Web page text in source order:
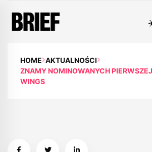
HOME AKTUALNOŚCI
ZNAMY NOMINOWANYCH
WINGS